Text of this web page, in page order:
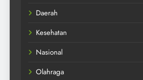
Daerah
Kesehatan
Nasional
Olahraga